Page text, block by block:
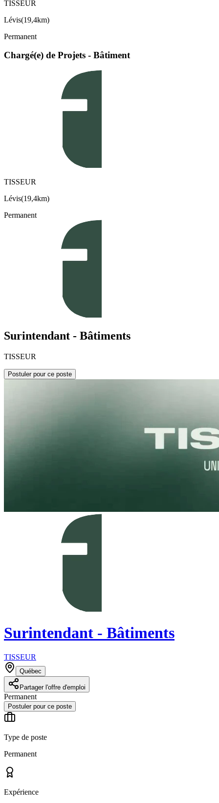
TISSEUR
Lévis(19,4km)
Permanent
Chargé(e) de Projets - Bâtiment
TISSEUR
Lévis(19,4km)
Permanent
Surintendant - Bâtiments
TISSEUR
Postuler pour ce poste
Surintendant - Bâtiments
TISSEUR
Québec
Partager l'offre d'emploi
Permanent
Postuler pour ce poste
Type de poste
Permanent
Expérience